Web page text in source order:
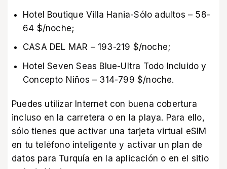
Hotel Boutique Villa Hania-Sólo adultos – 58-
64 $/noche;
CASA DEL MAR – 193-219 $/noche;
Hotel Seven Seas Blue-Ultra Todo Incluido y
Concepto Niños – 314-799 $/noche.
Puedes utilizar Internet con buena cobertura
incluso en la carretera o en la playa. Para ello,
sólo tienes que activar una tarjeta virtual eSIM
en tu teléfono inteligente y activar un plan de
datos para Turquía en la aplicación o en el sitio